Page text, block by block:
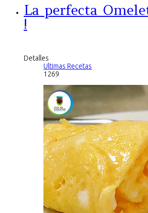
La perfecta
!
Detalles
Ultimas Recetas
1269